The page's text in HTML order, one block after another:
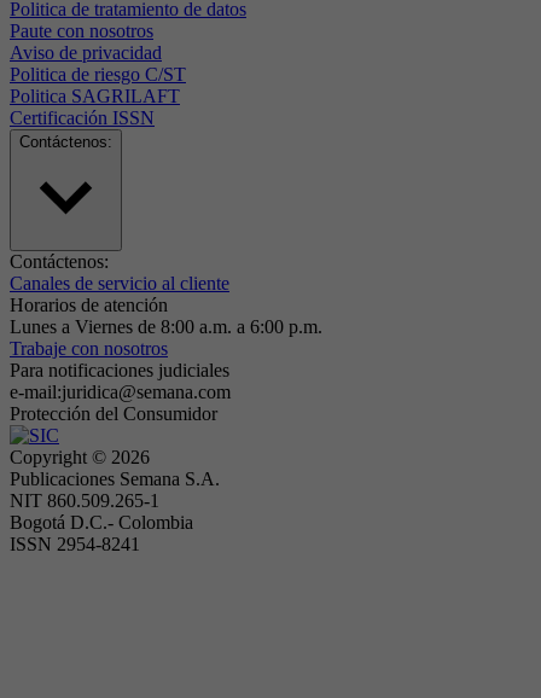
Politica de tratamiento de datos
Paute con nosotros
Aviso de privacidad
Politica de riesgo C/ST
Politica SAGRILAFT
Certificación ISSN
Contáctenos:
Contáctenos:
Canales de servicio al cliente
Horarios de atención
Lunes a Viernes de 8:00 a.m. a 6:00 p.m.
Trabaje con nosotros
Para notificaciones judiciales
e-mail:juridica@semana.com
Protección del Consumidor
Copyright © 2026
Publicaciones Semana S.A.
NIT 860.509.265-1
Bogotá D.C.- Colombia
ISSN 2954-8241